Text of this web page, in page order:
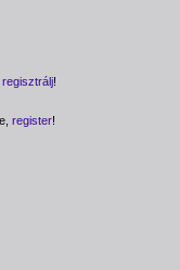
regisztrálj!
register!